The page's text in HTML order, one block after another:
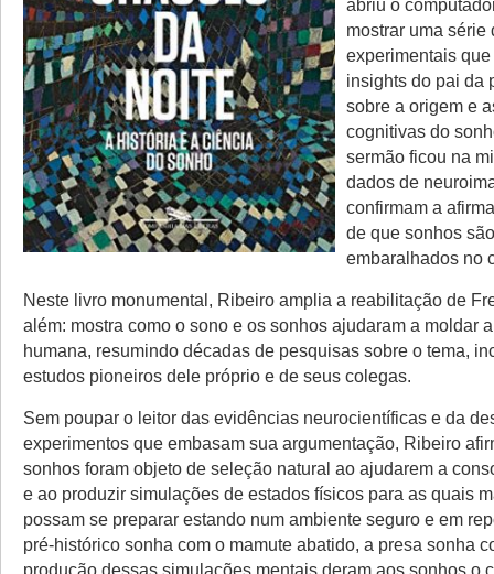
abriu o
mostrar uma série
experimentais
insights do pai da
sobre a origem e
cognitivas do
sermão ficou na
dados de
confirmam a
de que sonhos
embaralhados no
Neste livro monumental, Ribeiro amplia a reabilitação de
além: mostra como o sono e os sonhos ajudaram a moldar
humana, resumindo décadas de pesquisas sobre o tema,
estudos pioneiros dele próprio e de seus colegas.
Sem poupar o leitor das evidências neurocientíficas e da
experimentos que embasam sua argumentação, Ribeiro
sonhos foram objeto de seleção natural ao ajudarem a
e ao produzir simulações de estados físicos para as quais
possam se preparar estando num ambiente seguro e em
pré-histórico sonha com o mamute abatido, a presa sonha
produção dessas simulações mentais deram aos sonhos o